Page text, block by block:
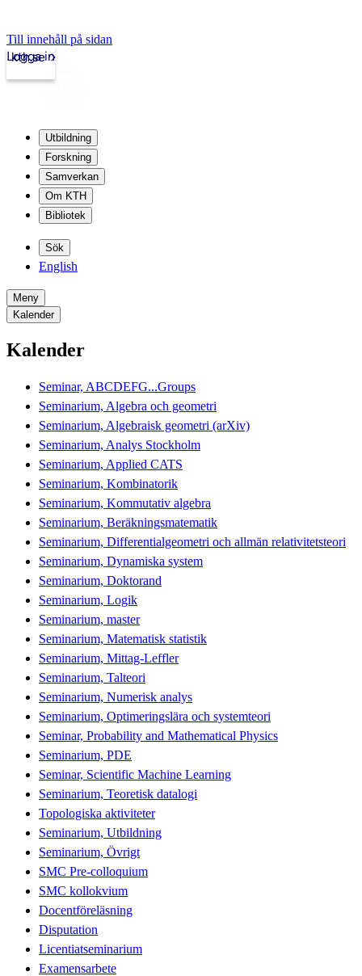
Till innehåll på sidan
kth.se
Logga in
Utbildning
Forskning
Samverkan
Om KTH
Bibliotek
Sök
English
Meny
Kalender
Kalender
Seminar, ABCDEFG...Groups
Seminarium, Algebra och geometri
Seminarium, Algebraisk geometri (arXiv)
Seminarium, Analys Stockholm
Seminarium, Applied CATS
Seminarium, Kombinatorik
Seminarium, Kommutativ algebra
Seminarium, Beräkningsmatematik
Seminarium, Differentialgeometri och allmän relativitetsteori
Seminarium, Dynamiska system
Seminarium, Doktorand
Seminarium, Logik
Seminarium, master
Seminarium, Matematisk statistik
Seminarium, Mittag-Leffler
Seminarium, Talteori
Seminarium, Numerisk analys
Seminarium, Optimeringslära och systemteori
Seminar, Probability and Mathematical Physics
Seminarium, PDE
Seminar, Scientific Machine Learning
Seminarium, Teoretisk datalogi
Topologiska aktiviteter
Seminarium, Utbildning
Seminarium, Övrigt
SMC Pre-colloquium
SMC kollokvium
Docentföreläsning
Disputation
Licentiatseminarium
Examensarbete